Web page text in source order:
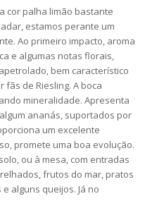
cor palha limão bastante
estamos perante um
Ao primeiro impacto, aroma
e algumas notas florais,
bem característico
fãs de Riesling. A boca
mineralidade. Apresenta
ananás, suportados por
um excelente
promete uma boa evolução.
ou à mesa, com entradas
frutos do mar, pratos
alguns queijos. Já no